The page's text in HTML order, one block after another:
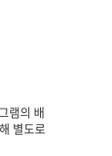
램의 배
별도로